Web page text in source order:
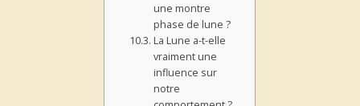
une montre
phase de lune ?
La Lune a-t-elle
vraiment une
influence sur
notre